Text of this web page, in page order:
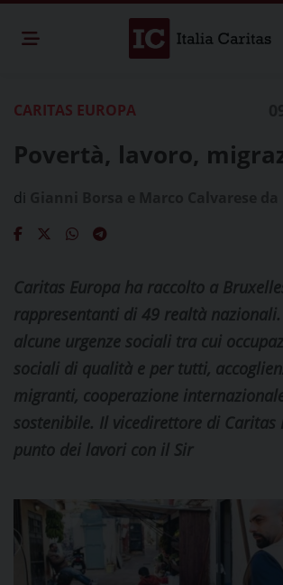
CARITAS EUROPA
Povertà, lavoro,
di
Caritas Europa ha raccolto a
rappresentanti di 49 realtà
alcune urgenze sociali tra cui
sociali di qualità e per tutti,
migranti, cooperazione
sostenibile. Il vicedirettore di
punto dei lavori con il Sir